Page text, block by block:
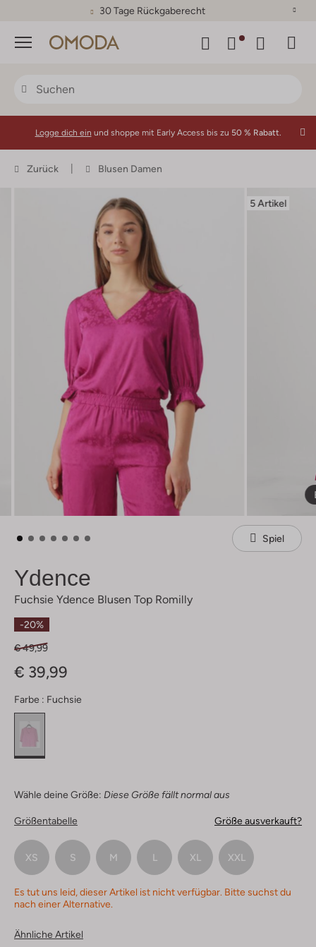
30 Tage Rückgaberecht
Menü
Logge dich ein und shoppe mit Early Access bis zu 50 % Rabatt.
Zurück Blusen Damen
5 Artikel
Spiel
Ydence
Fuchsie Ydence Blusen Top Romilly
-20%
€ 49,99
€ 39,99
Farbe : Fuchsie
Wähle deine Größe: Diese Größe fällt normal aus
Größentabelle Größe ausverkauft?
XS S M L XL XXL
Es tut uns leid, dieser Artikel ist nicht verfügbar. Bitte suchst du
nach einer Alternative.
Ähnliche Artikel